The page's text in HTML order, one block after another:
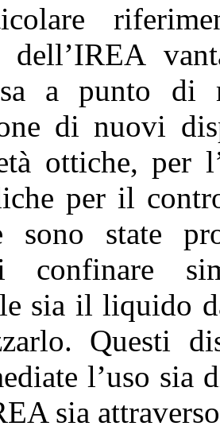
dell’IREA
a punto di
di nuovi
ottiche, per
per il
sono state
confinare
sia il liquido
Questi
l’uso sia
sia